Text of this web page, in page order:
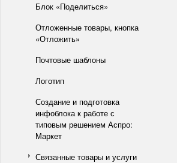
Блок «Поделиться»
Отложенные товары, кнопка
«Отложить»
Почтовые шаблоны
Логотип
Создание и подготовка
инфоблока к работе с
типовым решением Аспро:
Маркет
Связанные товары и услуги